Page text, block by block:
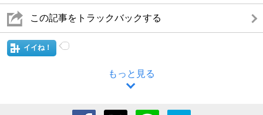
この記事をトラックバックする
イイね！
もっと見る